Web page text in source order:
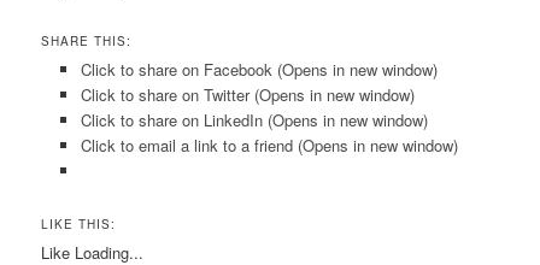
SHARE THIS:
Click to share on Facebook (Opens in new window)
Click to share on Twitter (Opens in new window)
Click to share on LinkedIn (Opens in new window)
Click to email a link to a friend (Opens in new window)
LIKE THIS:
Like Loading...